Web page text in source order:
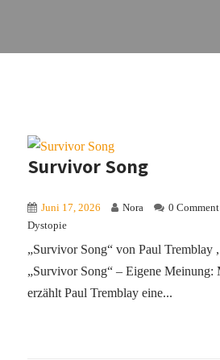
Survivor Song
Juni 17, 2026 Nora 0 Comment
Dystopie
„Survivor Song“ von Paul Tremblay
„Survivor Song“ – Eigene Meinung:
erzählt Paul Tremblay eine...